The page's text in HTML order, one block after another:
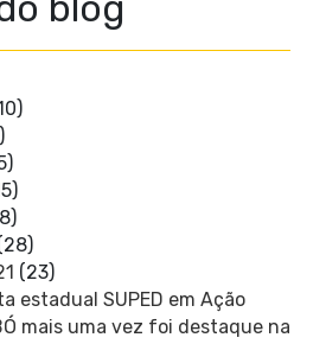
(23)
estadual SUPED em Ação
mais uma vez foi destaque na